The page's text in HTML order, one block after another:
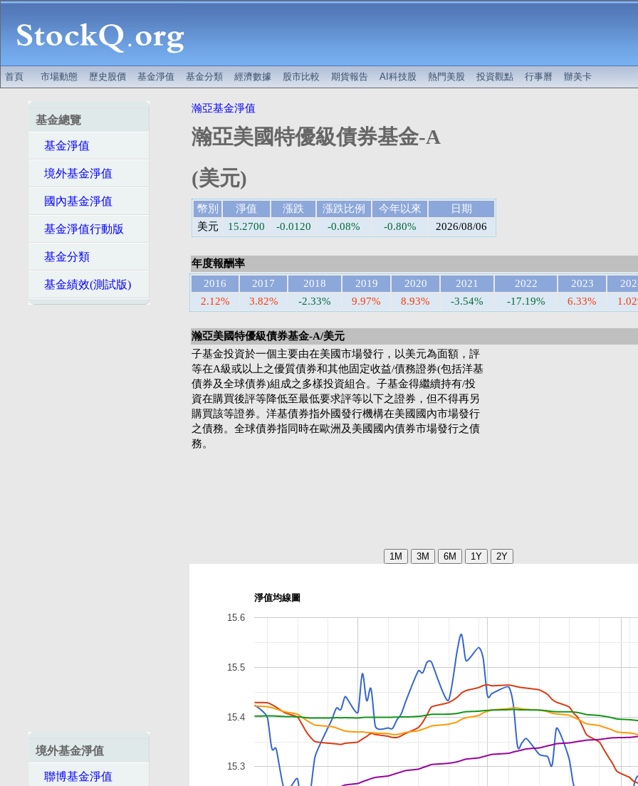
首頁 市場動態 歷史股價 基金淨值 基金分類 經濟數據 股市比較 期貨報告 AI科技股 熱門美股 投資觀點 行事曆 辦美卡
基金總覽
基金淨值
境外基金淨值
國內基金淨值
基金淨值行動版
基金分類
基金績效(測試版)
境外基金淨值
聯博基金淨值
瀚亞基金淨值
瀚亞美國特優級債券基金-A
(美元)
幣別 淨值 漲跌 漲跌比例 今年以來
日期
美元
15.2700 -0.0120 -0.08% -0.80% 2026/08/06
年度報酬率
2016
2017 2018 2019 2020 2021 2022 2023
2.12%
3.82% -2.33% 9.97% 8.93% -3.54% -17.19% 6.33%
瀚亞美國特優級債券基金-A/美元
子基金投資於一個主要由在美國市場發行，以美元為面額，評
等在A級或以上之優質債券和其他固定收益/債務證券(包括洋基
債券及全球債券)組成之多樣投資組合。子基金得繼續持有/投
資在購買後評等降低至最低要求評等以下之證券，但不得再另
購買該等證券。洋基債券指外國發行機構在美國國內市場發行
之債務。全球債券指同時在歐洲及美國國內債券市場發行之債
務。
淨值均線圖
15.3
15.4
15.5
15.6